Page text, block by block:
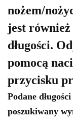
nożem/
jest
długości.
pomocą
przycisku
Podane
poszukiwany